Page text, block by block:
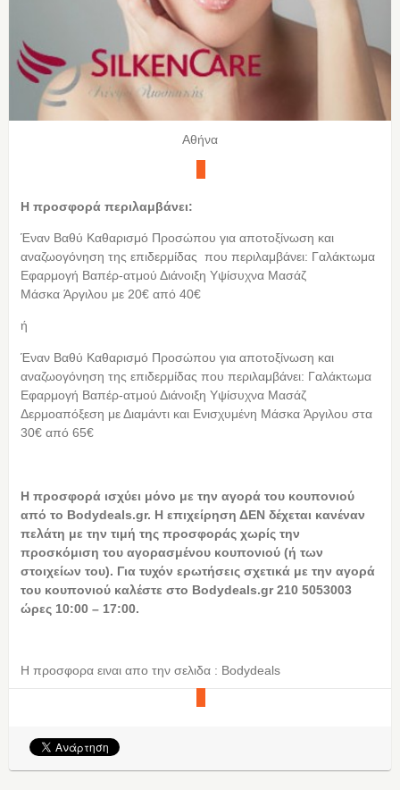
Αθήνα
Η προσφορά περιλαμβάνει:
Έναν Βαθύ Καθαρισμό Προσώπου για αποτοξίνωση και
αναζωογόνηση της επιδερμίδας που περιλαμβάνει: Γαλάκτωμα
Εφαρμογή Βαπέρ-ατμού Διάνοιξη Υψίσυχνα Μασάζ
Μάσκα Άργιλου με 20€ από 40€
ή
Έναν Βαθύ Καθαρισμό Προσώπου για αποτοξίνωση και
αναζωογόνηση της επιδερμίδας που περιλαμβάνει: Γαλάκτωμα
Εφαρμογή Βαπέρ-ατμού Διάνοιξη Υψίσυχνα Μασάζ
Δερμοαπόξεση με Διαμάντι και Ενισχυμένη Μάσκα Άργιλου στα
30€ από 65€
Η προσφορά ισχύει μόνο με την αγορά του κουπονιού
από το Bodydeals.gr. Η επιχείρηση ΔΕΝ δέχεται κανέναν
πελάτη με την τιμή της προσφοράς χωρίς την
προσκόμιση του αγορασμένου κουπονιού (ή των
στοιχείων του). Για τυχόν ερωτήσεις σχετικά με την αγορά
του κουπονιού καλέστε στο Bodydeals.gr 210 5053003
ώρες 10:00 – 17:00.
Η προσφορα ειναι απο την σελιδα : Bodydeals